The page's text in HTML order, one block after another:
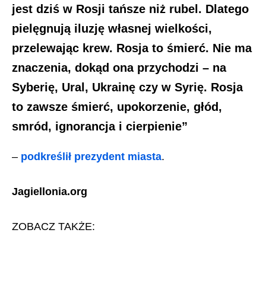
jest dziś w Rosji tańsze niż rubel. Dlatego
pielęgnują iluzję własnej wielkości,
przelewając krew. Rosja to śmierć. Nie ma
znaczenia, dokąd ona przychodzi – na
Syberię, Ural, Ukrainę czy w Syrię. Rosja
to zawsze śmierć, upokorzenie, głód,
smród, ignorancja i cierpienie”
– podkreślił prezydent miasta.
Jagiellonia.org
ZOBACZ TAKŻE: